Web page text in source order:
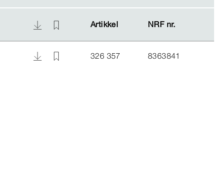
Artikkel NRF nr.
Artikkel NRF nr.
326 357 8363841